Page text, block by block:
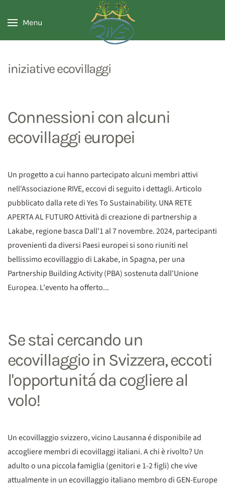
Menu
iniziative ecovillaggi
Connessioni con alcuni
ecovillaggi europei
Un progetto a cui hanno partecipato alcuni membri attivi
nell'Associazione RIVE, eccovi di seguito i dettagli. Articolo
pubblicato dalla rete di Yes To Sustainability. UNA RETE
APERTA AL FUTURO Attività di creazione di partnership a
Lakabe, regione basca Dall'1 al 7 novembre. 2024, partecipanti
provenienti da diversi Paesi europei si sono riuniti nel
bellissimo ecovillaggio di Lakabe, in Spagna, per una
Partnership Building Activity (PBA) sostenuta dall'Unione
Europea. L'evento ha offerto...
Se stai cercando un
ecovillaggio in Svizzera, eccoti
l'opportunitá da cogliere al
volo!
Un ecovillaggio svizzero, vicino Lausanna é disponibile ad
accogliere membri di ecovillaggi italiani. A chi è rivolto? Un
adulto o una piccola famiglia (genitori e 1-2 figli) che vive
attualmente in un ecovillaggio italiano membro di GEN-Europe